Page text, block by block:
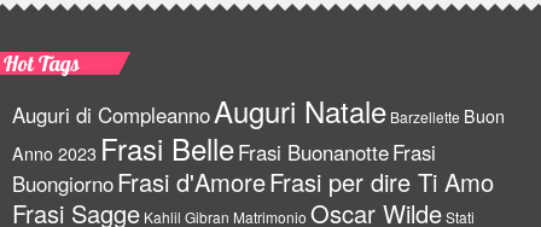
Hot Tags
Auguri di CompleannoAuguri Natale Barzellette Buon
Anno 2023 Frasi BelleFrasi BuonanotteFrasi
BuongiornoFrasi d'AmoreFrasi per dire Ti Amo
Frasi Sagge Kahlil Gibran Matrimonio Oscar WildeStati